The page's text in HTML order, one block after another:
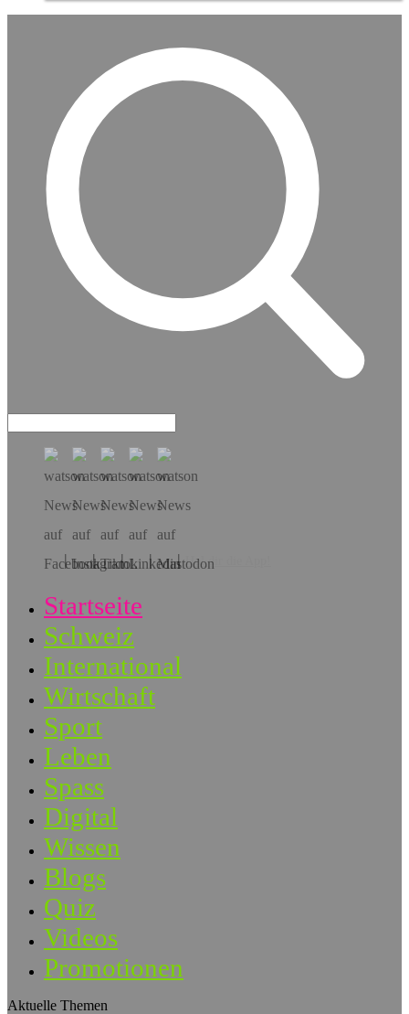
Hol dir die App!
Startseite
Schweiz
International
Wirtschaft
Sport
Leben
Spass
Digital
Wissen
Blogs
Quiz
Videos
Promotionen
Aktuelle Themen